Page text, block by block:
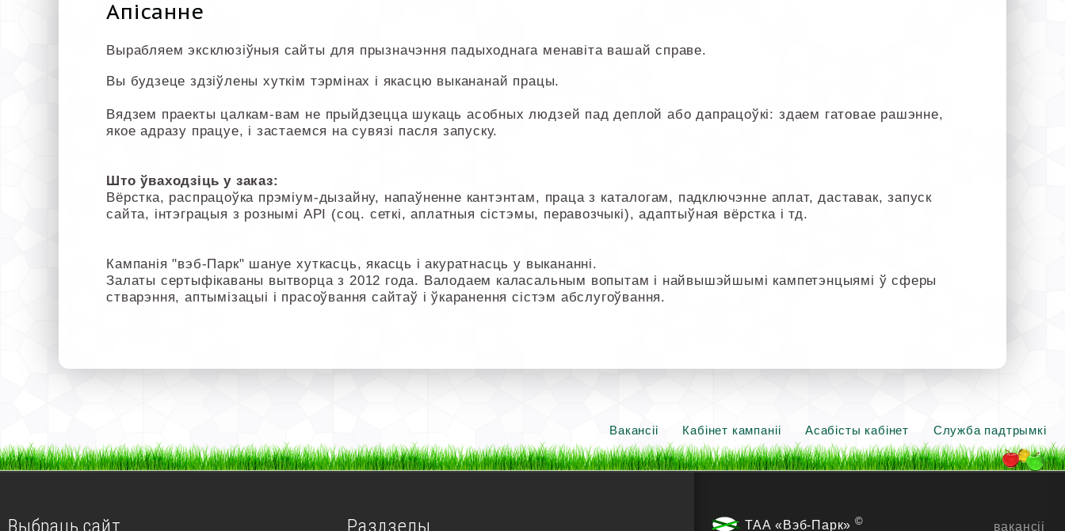
Апісанне
Вырабляем эксклюзіўныя сайты для прызначэння падыходнага менавіта вашай справе.
Вы будзеце здзіўлены хуткім тэрмінах і якасцю выкананай працы.
Вядзем праекты цалкам-вам не прыйдзецца шукаць асобных людзей пад деплой або дапрацоўкі: здаем гатовае рашэнне,
якое адразу працуе, і застаемся на сувязі пасля запуску.
Што ўваходзіць у заказ:
Вёрстка, распрацоўка прэміум-дызайну, напаўненне кантэнтам, праца з каталогам, падключэнне аплат, даставак, запуск
сайта, інтэграцыя з рознымі API (соц. сеткі, аплатныя сістэмы, перавозчыкі), адаптыўная вёрстка і тд.
Кампанія "вэб-Парк" шануе хуткасць, якасць і акуратнасць у выкананні.
Залаты сертыфікаваны вытворца з 2012 года. Валодаем каласальным вопытам і найвышэйшымі кампетэнцыямі ў сферы
стварэння, аптымізацыі і прасоўвання сайтаў і ўкаранення сістэм абслугоўвання.
Вакансіі Кабінет кампаніі Асабісты кабінет Служба падтрымкі
Выбраць сайт Раздзелы ТАА «Вэб-Парк» © вакансіі